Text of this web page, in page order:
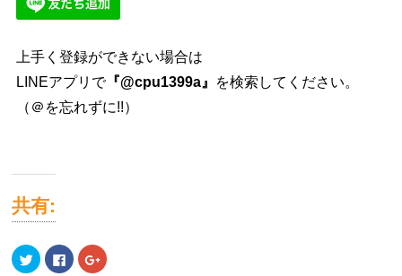
上手く登録ができない場合は
LINEアプリで『@cpu1399a』 を検索してください。
（＠を忘れずに!!）
共有:
ク
リ
Facebook
で
ク
リ